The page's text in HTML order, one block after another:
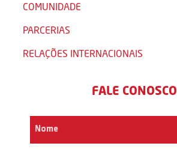
COMUNIDADE
PARCERIAS
RELAÇÕES INTERNACIONAIS
FALE CONOSCO